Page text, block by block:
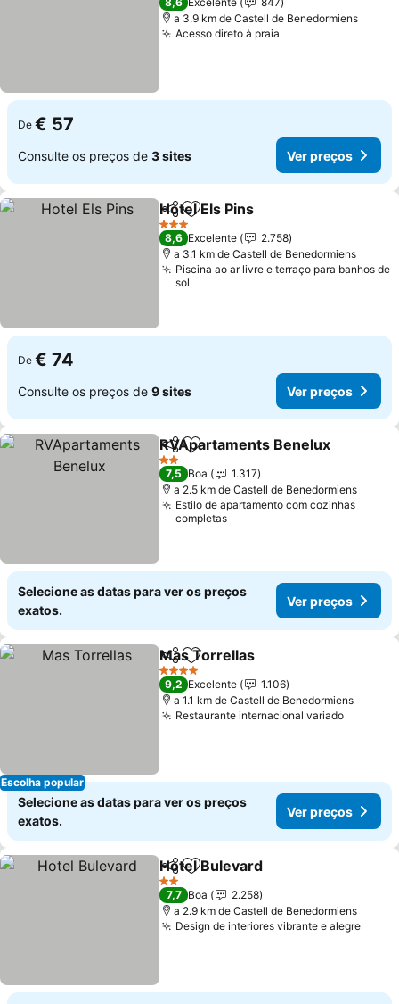
a 3.9 km de Castell de Benedormiens
Acesso direto à praia
De € 57
Consulte os preços de 3 sites Ver preços
PartilharAdicionar aos favoritos
Hotel Els Pins
3 Estrelas
8,6 Excelente
2.758
a 3.1 km de Castell de Benedormiens
Piscina ao ar livre e terraço para banhos de
sol
De € 74
Consulte os preços de 9 sites Ver preços
PartilharAdicionar aos favoritos
RVApartaments Benelux
2 Estrelas
7,5 Boa
1.317
a 2.5 km de Castell de Benedormiens
Estilo de apartamento com cozinhas
completas
Selecione as datas para ver os preços
exatos.
Ver preços
Escolha popular
PartilharAdicionar aos favoritos
Mas Torrellas
4 Estrelas
9,2 Excelente
1.106
a 1.1 km de Castell de Benedormiens
Restaurante internacional variado
Selecione as datas para ver os preços
exatos.
Ver preços
PartilharAdicionar aos favoritos
Hotel Bulevard
2 Estrelas
7,7 Boa
2.258
a 2.9 km de Castell de Benedormiens
Design de interiores vibrante e alegre